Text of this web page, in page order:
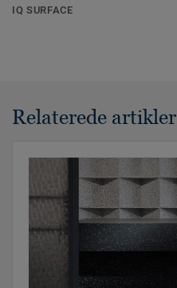
IQ SURFACE
Relaterede artikler